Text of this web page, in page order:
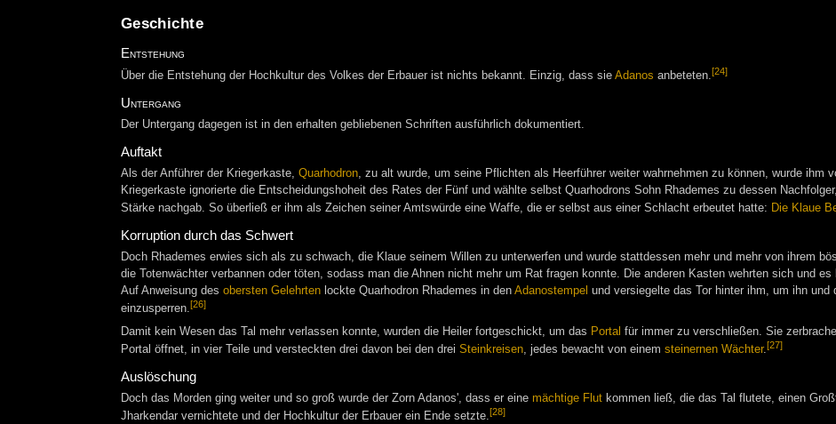
Geschichte
Entstehung
Über die Entstehung der Hochkultur des Volkes der Erbauer ist nichts bekannt. Einzig, dass sie Adanos anbeteten.[24]
Untergang
Der Untergang dagegen ist in den erhalten gebliebenen Schriften ausführlich dokumentiert.
Auftakt
Als der Anführer der Kriegerkaste, Quarhodron, zu alt wurde, um seine Pflichten als Heerführer weiter wahrnehmen zu können, wurde ihm
Kriegerkaste ignorierte die Entscheidungshoheit des Rates der Fünf und wählte selbst Quarhodrons Sohn Rhademes zu dessen
Stärke nachgab. So überließ er ihm als Zeichen seiner Amtswürde eine Waffe, die er selbst aus einer Schlacht erbeutet hatte: Die Klaue
Korruption durch das Schwert
Doch Rhademes erwies sich als zu schwach, die Klaue seinem Willen zu unterwerfen und wurde stattdessen mehr und mehr von ihrem
die Totenwächter verbannen oder töten, sodass man die Ahnen nicht mehr um Rat fragen konnte. Die anderen Kasten wehrten sich und
Auf Anweisung des obersten Gelehrtenlockte Quarhodron Rhademes in den Adanostempel und versiegelte das Tor hinter ihm, um ihn und
einzusperren.[26]
Damit kein Wesen das Tal mehr verlassen konnte, wurden die Heiler fortgeschickt, um das Portal für immer zu verschließen. Sie
Portal öffnet, in vier Teile und versteckten drei davon bei den drei Steinkreisen, jedes bewacht von einem steinernen Wächter.[27]
Auslöschung
Doch das Morden ging weiter und so groß wurde der Zorn Adanos', dass er eine mächtige Flutkommen ließ, die das Tal flutete, einen
Jharkendar vernichtete und der Hochkultur der Erbauer ein Ende setzte.[28]